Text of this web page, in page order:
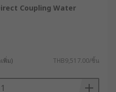
Coupling Water
พิ่ม) THB9,517.00/ชิ้น